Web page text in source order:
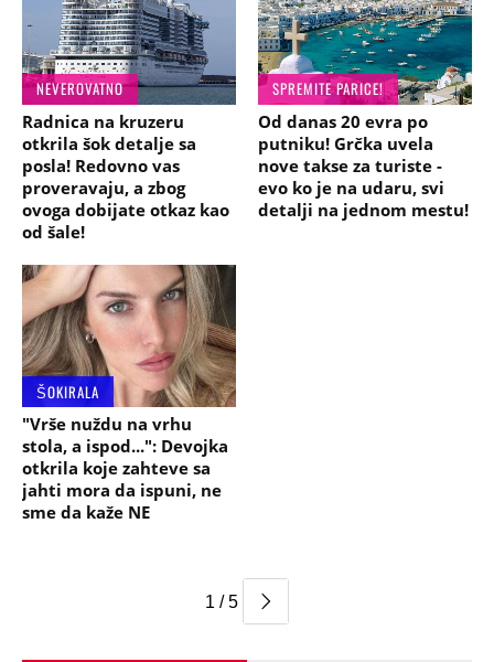
NEVEROVATNO
Radnica na kruzeru
otkrila šok detalje sa
posla! Redovno vas
proveravaju, a zbog
ovoga dobijate otkaz kao
od šale!
SPREMITE PARICE!
Od danas 20 evra po
putniku! Grčka uvela
nove takse za turiste -
evo ko je na udaru, svi
detalji na jednom mestu!
ŠOKIRALA
"Vrše nuždu na vrhu
stola, a ispod...": Devojka
otkrila koje zahteve sa
jahti mora da ispuni, ne
sme da kaže NE
1 / 5